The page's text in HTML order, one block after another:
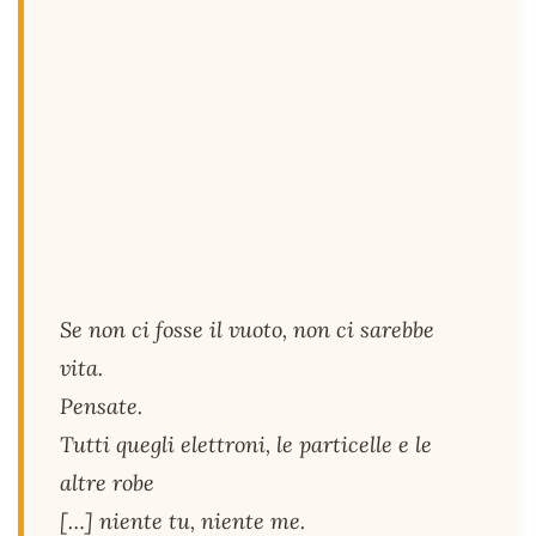
Se non ci fosse il vuoto, non ci sarebbe
vita.
Pensate.
Tutti quegli elettroni, le particelle e le
altre robe
[…] niente tu, niente me.